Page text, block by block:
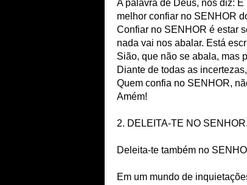
A palavra de Deus, nos diz:
melhor confiar no SENHOR
Confiar no SENHOR é estar
nada vai nos abalar. Está
Sião, que não se abala, mas
Diante de todas as
Quem confia no SENHOR,
Amém!
2. DELEITA-TE NO SENHOR.
Deleita-te também no
Em um mundo de